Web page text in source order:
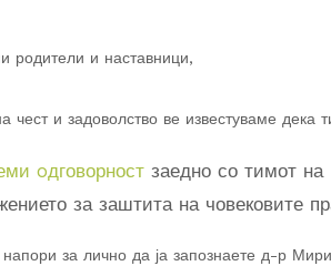
родители и наставници,
чест и задоволство ве известуваме дека
oдговорностзаедно со тимот на
за заштита на човековите
напори за лично да ја запознаете д-р